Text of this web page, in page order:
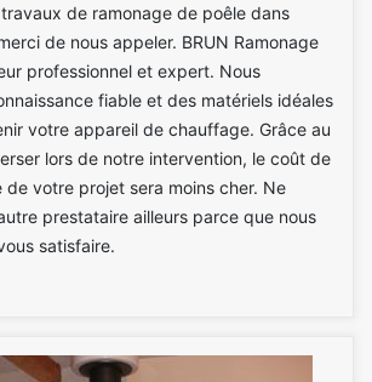
de ramonage de poêle dans
de nous appeler. BRUN Ramonage
professionnel et expert. Nous
fiable et des matériels idéales
votre appareil de chauffage. Grâce au
lors de notre intervention, le coût de
votre projet sera moins cher. Ne
prestataire ailleurs parce que nous
satisfaire.